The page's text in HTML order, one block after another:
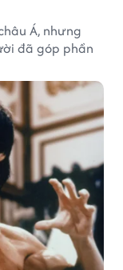
Á, nhưng
đã góp phần